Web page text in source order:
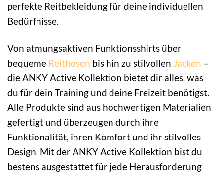
perfekte Reitbekleidung für deine individuellen
Bedürfnisse.
Von atmungsaktiven Funktionsshirts über
bequeme Reithosen bis hin zu stilvollen Jacken –
die ANKY Active Kollektion bietet dir alles, was
du für dein Training und deine Freizeit benötigst.
Alle Produkte sind aus hochwertigen Materialien
gefertigt und überzeugen durch ihre
Funktionalität, ihren Komfort und ihr stilvolles
Design. Mit der ANKY Active Kollektion bist du
bestens ausgestattet für jede Herausforderung